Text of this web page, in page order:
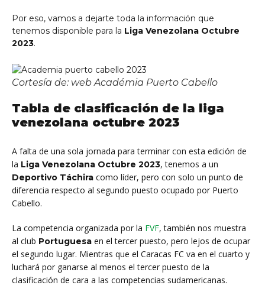
Por eso, vamos a dejarte toda la información que
tenemos disponible para la Liga Venezolana Octubre
2023.
Cortesía de: web Académia Puerto Cabello
Tabla de clasificación de la liga
venezolana octubre 2023
A falta de una sola jornada para terminar con esta edición de
la Liga Venezolana Octubre 2023, tenemos a un
Deportivo Táchira como líder, pero con solo un punto de
diferencia respecto al segundo puesto ocupado por Puerto
Cabello.
La competencia organizada por la FVF, también nos muestra
al club Portuguesa en el tercer puesto, pero lejos de ocupar
el segundo lugar. Mientras que el Caracas FC va en el cuarto y
luchará por ganarse al menos el tercer puesto de la
clasificación de cara a las competencias sudamericanas.